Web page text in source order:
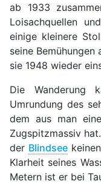
ab 1933
Loisachquellen
einige kleinere
seine
sie 1948 wieder
Die Wanderung
Umrundung des
dem aus man
Zugspitzmassiv
der Blindsee
Klarheit seines
Metern ist er bei